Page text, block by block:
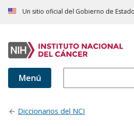
Un sitio oficial del Gobierno de
Menú
Diccionarios del NCI